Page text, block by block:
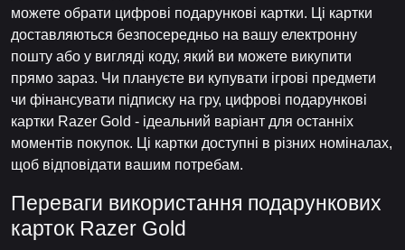
можете обрати цифрові подарункові картки. Ці картки
доставляються безпосередньо на вашу електронну
пошту або у вигляді коду, який ви можете викупити
прямо зараз. Чи плануєте ви купувати ігрові предмети
чи фінансувати підписку на гру, цифрові подарункові
картки Razer Gold - ідеальний варіант для останніх
моментів покупок. Ці картки доступні в різних номіналах,
щоб відповідати вашим потребам.
Переваги використання подарункових
карток Razer Gold